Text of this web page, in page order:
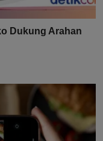
Dukung Arahan